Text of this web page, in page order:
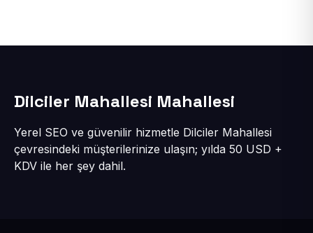
Dilciler Mahallesi Mahallesi
Yerel SEO ve güvenilir hizmetle Dilciler Mahallesi
çevresindeki müşterilerinize ulaşın; yılda 50 USD +
KDV ile her şey dahil.